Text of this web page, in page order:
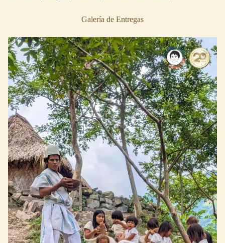
Galería de Entregas